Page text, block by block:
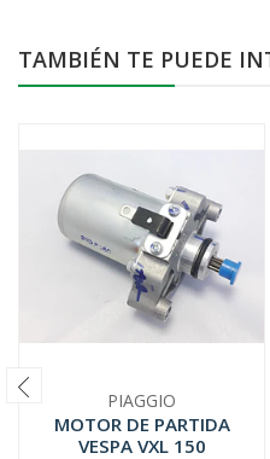
TAMBIÉN TE PUEDE
PIAGGIO
MOTOR DE PARTIDA
VESPA VXL 150